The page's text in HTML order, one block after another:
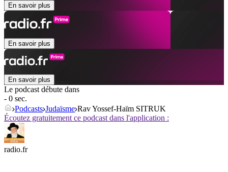
En savoir plus
En savoir plus
En savoir plus
Le podcast débute dans
- 0 sec.
Podcasts Judaïsme Rav Yossef-Haïm SITRUK
Écoutez gratuitement ce podcast dans l'application :
radio.fr